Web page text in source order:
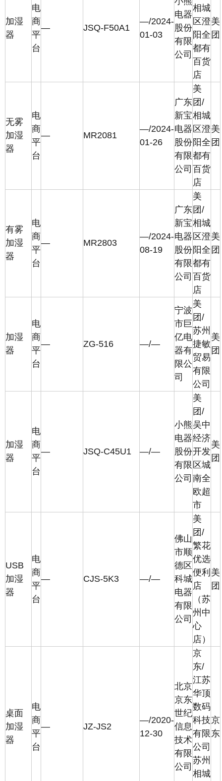
加湿
器
电
商
平
台
— JSQ-F50A1
—/2024-
01-03
电器
股份
有限
公司
相城
区澄
阳全
都有
百货
店
美
团
无雾
加湿
器
电
商
平
台
— MR2081
—/2024-
01-26
广东
新宝
电器
股份
有限
公司
美
团/
相城
区澄
阳全
都有
百货
店
美
团
有雾
加湿
器
电
商
平
台
— MR2803
—/2024-
08-19
广东
新宝
电器
股份
有限
公司
美
团/
相城
区澄
阳全
都有
百货
店
美
团
加湿
器
电
商
平
台
— ZG-516 —/—
宁波
市巨
亿电
器有
限公
司
美
团/
苏州
捷敏
贸易
有限
公司
美
团
加湿
器
电
商
平
台
— JSQ-C45U1 —/—
小熊
电器
股份
有限
公司
美
团/
吴中
经济
开发
区城
南全
欧超
市
美
团
USB
加湿
器
电
商
平
台
— CJS-5K3 —/—
佛山
市顺
德区
科城
电器
有限
公司
美
团/
繁花
优选
便利
店
（苏
州中
心
店）
美
团
桌面
加湿
器
电
商
平
台
— JZ-JS2
—/2020-
12-30
北京
京东
世纪
信息
技术
有限
公司
京
东/
江苏
华顶
数码
科技
有限
公司
苏州
相城
京
东